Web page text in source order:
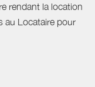
rendant la location
au Locataire pour